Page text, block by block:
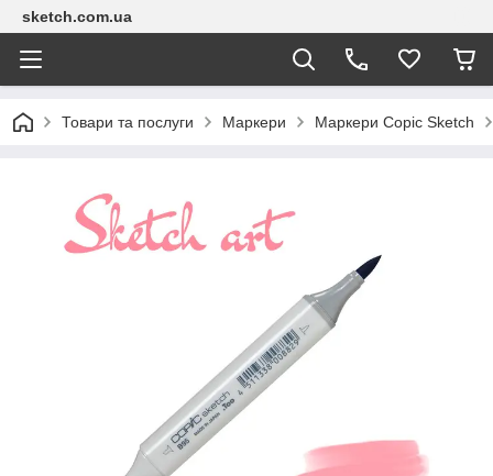
sketch.com.ua
Товари та послуги Маркери Маркери Copic Sketch